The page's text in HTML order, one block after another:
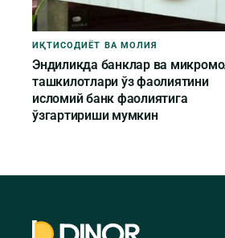
ИҚТИСОДИЁТ ВА МОЛИЯ
Эндиликда банклар ва
ташкилотлари ўз фаолиятини
исломий банк фаолиятига
ўзгартириши мумкин